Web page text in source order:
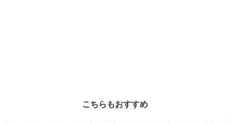
こちらもおすすめ